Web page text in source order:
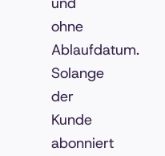
ohne
Ablaufdatum.
Solange
der
Kunde
abonniert